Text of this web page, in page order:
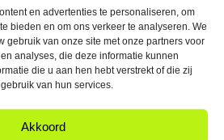
en advertenties te personaliseren, om
bieden en om ons verkeer te analyseren. We
gebruik van onze site met onze partners voor
analyses, die deze informatie kunnen
die u aan hen hebt verstrekt of die zij
van hun services.
Akkoord
een helder en Daglicht wit licht, ideaal
waar goed zicht essentieel is.
aan op een standaard 230V
schakelt direct in zonder opwarmtijd,